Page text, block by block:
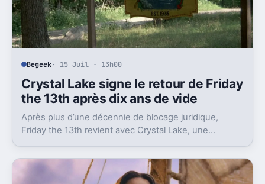
Begeek· 15 Juil · 13h00
Crystal Lake signe le retour de Friday
the 13th après dix ans de vide
Après plus d’une décennie de blocage juridique,
Friday the 13th revient avec Crystal Lake, une
décor.